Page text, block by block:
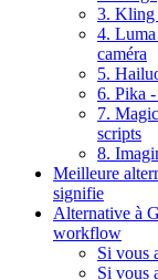
3. Kling
4.
caméra
5.
6. Pika
7.
scripts
8.
Meilleure
signifie
Alternative à
workflow
Si vous
Si vous